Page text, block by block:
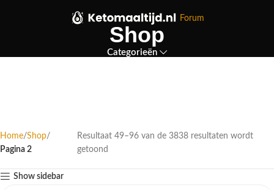
Forum
Shop
Categorieën
Home Shop
Pagina 2
Resultaat 49–96 van de 3838 resultaten wordt
getoond
Show sidebar